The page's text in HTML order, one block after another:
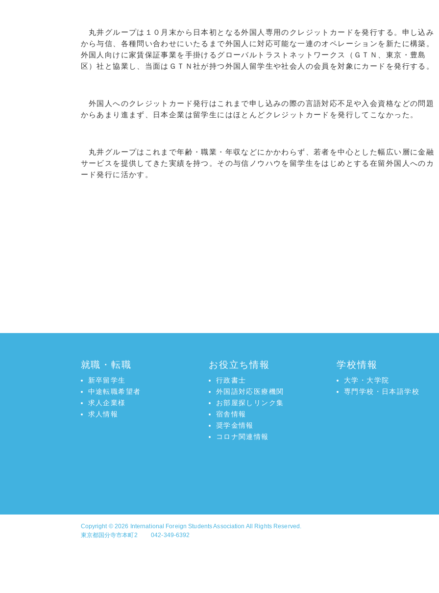
丸井グループは１０月末から日本初となる外国人専用のクレジットカードを発行する。申し込み
から与信、各種問い合わせにいたるまで外国人に対応可能な一連のオペレーションを新たに構築。
外国人向けに家賃保証事業を手掛けるグローバルトラストネットワークス（ＧＴＮ、東京・豊島
区）社と協業し、当面はＧＴＮ社が持つ外国人留学生や社会人の会員を対象にカードを発行する。
外国人へのクレジットカード発行はこれまで申し込みの際の言語対応不足や入会資格などの問題
からあまり進まず、日本企業は留学生にはほとんどクレジットカードを発行してこなかった。
丸井グループはこれまで年齢・職業・年収などにかかわらず、若者を中心とした幅広い層に金融
サービスを提供してきた実績を持つ。その与信ノウハウを留学生をはじめとする在留外国人へのカ
ード発行に活かす。
就職・転職
新卒留学生
中途転職希望者
求人企業様
求人情報
お役立ち情報
行政書士
外国語対応医療機関
お部屋探しリンク集
宿舎情報
奨学金情報
コロナ関連情報
学校情報
大学・大学院
専門学校・日本語学校
Copyright © 2026 International Foreign Students Association All Rights Reserved.
東京都国分寺市本町2 042-349-6392